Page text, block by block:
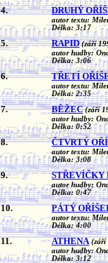
4. DRUHÝ
autor textu:
Délka: 3:17
5. RAPID (září
autor hudby:
Délka: 3:06
6. TŘETÍ
autor textu:
Délka: 2:35
7. BĚŽEC (září
autor hudby:
Délka: 0:52
8. ČTVRTÝ
autor textu:
Délka: 3:08
9. STŘEVÍČKY
autor hudby:
Délka: 0:47
10. PÁTÝ
autor textu:
Délka: 4:00
11. ATHENA (září
autor hudby:
Délka: 3:12